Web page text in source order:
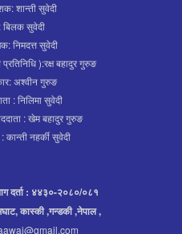
शान्ती सुवेदी
बिलक सुवेदी
निमदत्त सुवेदी
):रक्ष बहादुर गुरुङ
अश्वीन गुरुङ
: निलिमा सुवेदी
: खेम बहादुर गुरुङ
कान्ती नहर्की सुवेदी
दर्ता : ४४३०-२०८०/०८१
कास्की ,गन्डकी ,नेपाल ,